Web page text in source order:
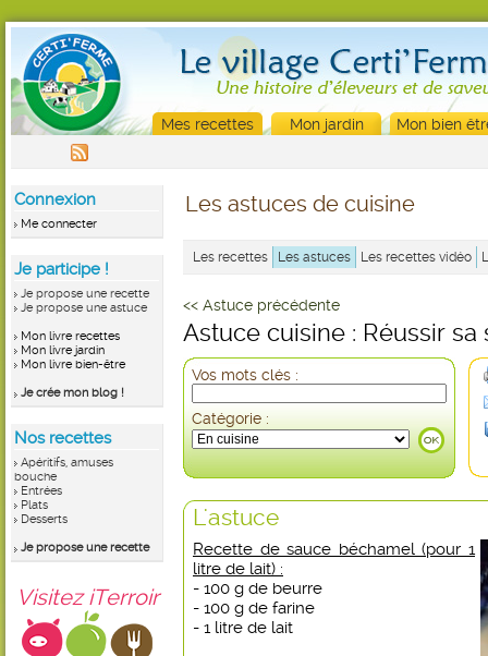
Mes recettes Mon jardin Mon bien
Connexion
Me connecter
Je participe !
Je propose une recette
Je propose une astuce
Mon livre recettes
Mon livre jardin
Mon livre bien-être
Je crée mon blog !
Nos recettes
Apéritifs, amuses
bouche
Entrées
Plats
Desserts
Je propose une recette
Visitez iTerroir
Les astuces de cuisine
Les recettes Les astuces Les recettes vidéo
<< Astuce précédente
Astuce cuisine : Réussir
Vos mots clés :
Catégorie :
L'astuce
Recette de sauce béchamel (pour 1
litre de lait) :
- 100 g de beurre
- 100 g de farine
- 1 litre de lait